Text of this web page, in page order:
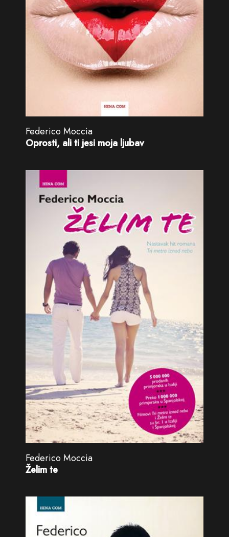
Federico Moccia
Oprosti, ali ti jesi moja ljubav
Federico Moccia
Želim te